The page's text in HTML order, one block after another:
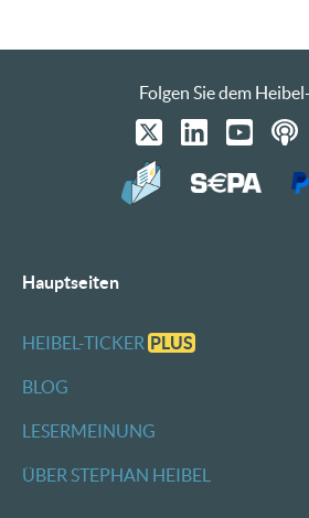
Folgen Sie dem
Hauptseiten
HEIBEL-TICKER PLUS
BLOG
LESERMEINUNG
ÜBER STEPHAN HEIBEL